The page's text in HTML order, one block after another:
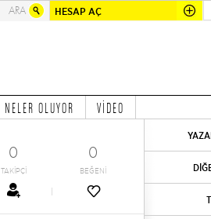
HESAP AÇ
NELER OLUYOR VİDEO
0
TAKİPÇİ
0
BEĞENİ